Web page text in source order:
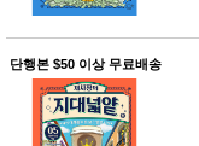
단행본 $50 이상 무료배송